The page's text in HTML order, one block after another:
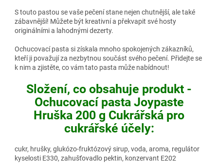
S touto pastou se vaše pečení stane nejen chutnější, ale také
zábavnější! Můžete být kreativní a překvapit své hosty
originálními a lahodnými dezerty.
Ochucovací pasta si získala mnoho spokojených zákazníků,
kteří ji považují za nezbytnou součást svého pečení. Přidejte se
k nim a zjistěte, co vám tato pasta může nabídnout!
Složení, co obsahuje produkt -
Ochucovací pasta Joypaste
Hruška 200 g Cukrářská pro
cukrářské účely:
cukr, hrušky, glukózo-fruktózový sirup, voda, aroma, regulátor
kyselosti E330, zahušťovadlo pektin, konzervant E202